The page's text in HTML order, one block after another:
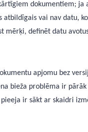
dokumentiem;
atbildīgais vai nav datu,
mērķi, definēt datu
apjomu bez
bieža problēma ir
pieeja ir sākt ar skaidri